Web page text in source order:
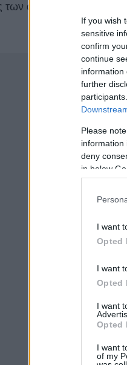
If you wish
sensitive
confirm
continue
information
further
Please
information
deny
in below
I want
Opted
I want
Opted
I want
Opted
I want
of my
των ακτών του
-